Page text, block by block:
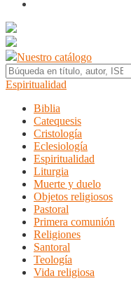
Nuestro catálogo
Espiritualidad
Biblia
Catequesis
Cristología
Eclesiología
Espiritualidad
Liturgia
Muerte y duelo
Objetos religiosos
Pastoral
Primera comunión
Religiones
Santoral
Teología
Vida religiosa